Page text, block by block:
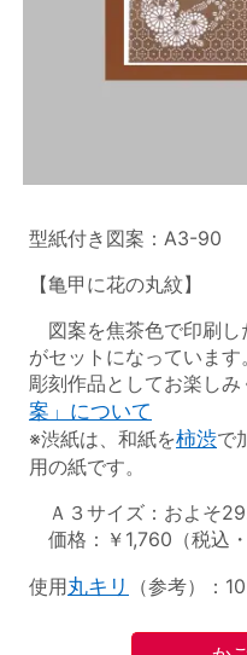
型紙付き図案：A3-90
【亀甲に花の丸紋】
図案を焦茶色で印刷し
がセットになっていま
彫刻作品としてお楽し
案」について
※渋紙は、和紙を柿渋で
用の紙です。
Ａ３サイズ：およそ
価格：￥1,760（税込・
使用丸キリ （参考）：